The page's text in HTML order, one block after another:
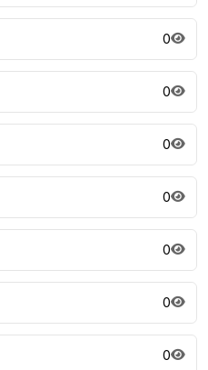
0
0
0
0
0
0
0